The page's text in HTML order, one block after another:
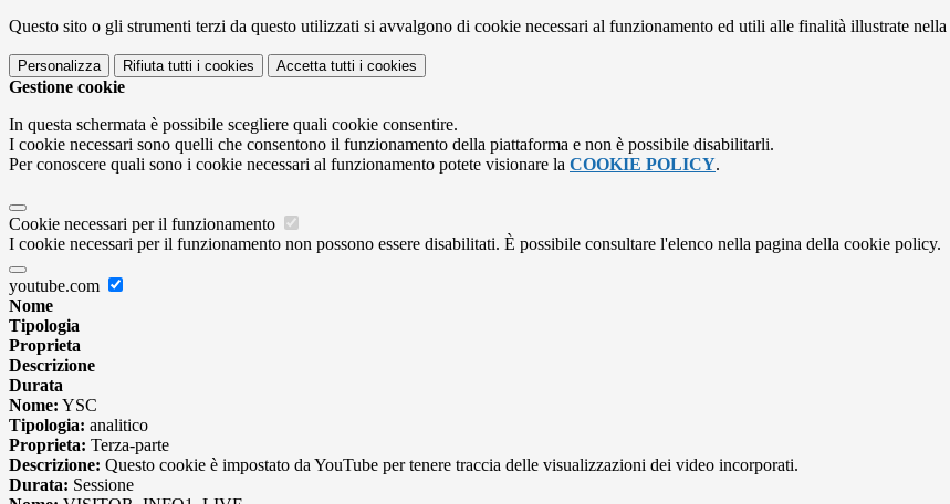
Questo sito o gli strumenti terzi da questo utilizzati si avvalgono di cookie necessari al funzionamento ed utili alle finalità illustrate nella
Personalizza Rifiuta tutti i cookies Accetta tutti i cookies
Gestione cookie
In questa schermata è possibile scegliere quali cookie consentire.
I cookie necessari sono quelli che consentono il funzionamento della piattaforma e non è possibile disabilitarli.
Per conoscere quali sono i cookie necessari al funzionamento potete visionare la COOKIE POLICY.
Cookie necessari per il funzionamento
I cookie necessari per il funzionamento non possono essere disabilitati. È possibile consultare l'elenco nella pagina della cookie policy.
youtube.com
Nome
Tipologia
Proprieta
Descrizione
Durata
Nome: YSC
Tipologia: analitico
Proprieta: Terza-parte
Descrizione: Questo cookie è impostato da YouTube per tenere traccia delle visualizzazioni dei video incorporati.
Durata: Sessione